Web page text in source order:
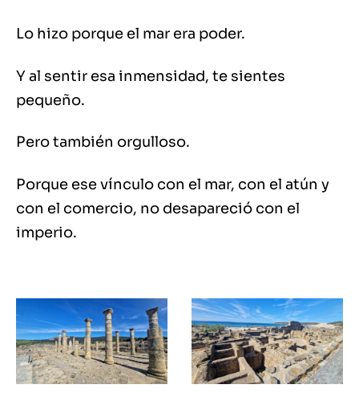
Lo hizo porque el mar era poder.
Y al sentir esa inmensidad, te sientes
pequeño.
Pero también orgulloso.
Porque ese vínculo con el mar, con el atún y
con el comercio, no desapareció con el
imperio.